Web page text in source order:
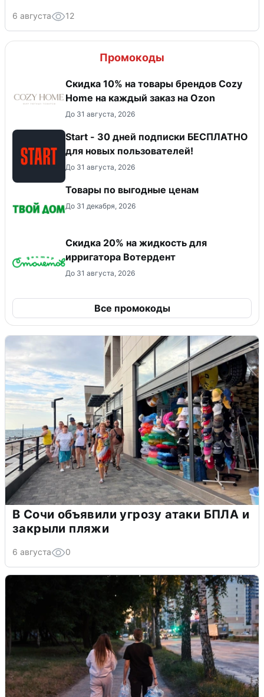
6 августа 12
Промокоды
Скидка 10% на товары брендов Cozy
Home на каждый заказ на Оzon
До 31 августа, 2026
Start - 30 дней подписки БЕСПЛАТНО
для новых пользователей!
До 31 августа, 2026
Товары по выгодные ценам
До 31 декабря, 2026
Скидка 20% на жидкость для
ирригатора Вотердент
До 31 августа, 2026
Все промокоды
В Сочи объявили угрозу атаки БПЛА и
закрыли пляжи
6 августа 0